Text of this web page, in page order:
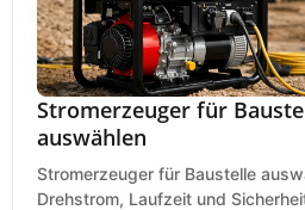
Stromerzeuger für
auswählen
Stromerzeuger für Baustelle
Drehstrom, Laufzeit und